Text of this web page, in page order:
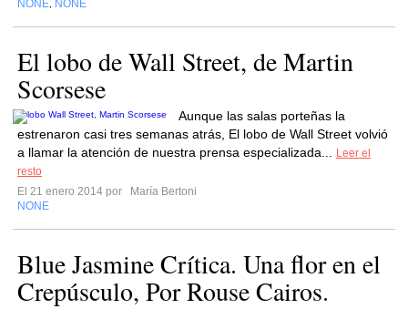
NONE NONE
El lobo de Wall Street, de Martin
Scorsese
Aunque las salas porteñas la
estrenaron casi tres semanas atrás, El lobo de Wall Street volvió
a llamar la atención de nuestra prensa especializada...
Leer el
resto
El 21 enero 2014 por
María Bertoni
NONE
Blue Jasmine Crítica. Una flor en el
Crepúsculo, Por Rouse Cairos.